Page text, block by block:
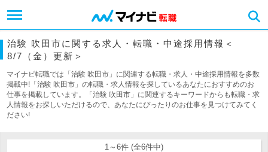
治験 吹田市に関する求人・転職・中途採用情報＜
8/7（金）更新＞
マイナビ転職では「治験 吹田市」に関連する転職・求人・中途採用情報を多数
掲載中!「治験 吹田市」の転職・求人情報を探しているあなたにおすすめのお
仕事を掲載しています。「治験 吹田市」に関連するキーワードからも転職・求
人情報をお探しいただけるので、あなたにぴったりのお仕事を見つけてみてく
ださい!
1～6件 (全6件中)